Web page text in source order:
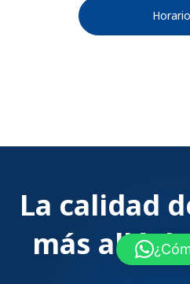
La calidad
más allá